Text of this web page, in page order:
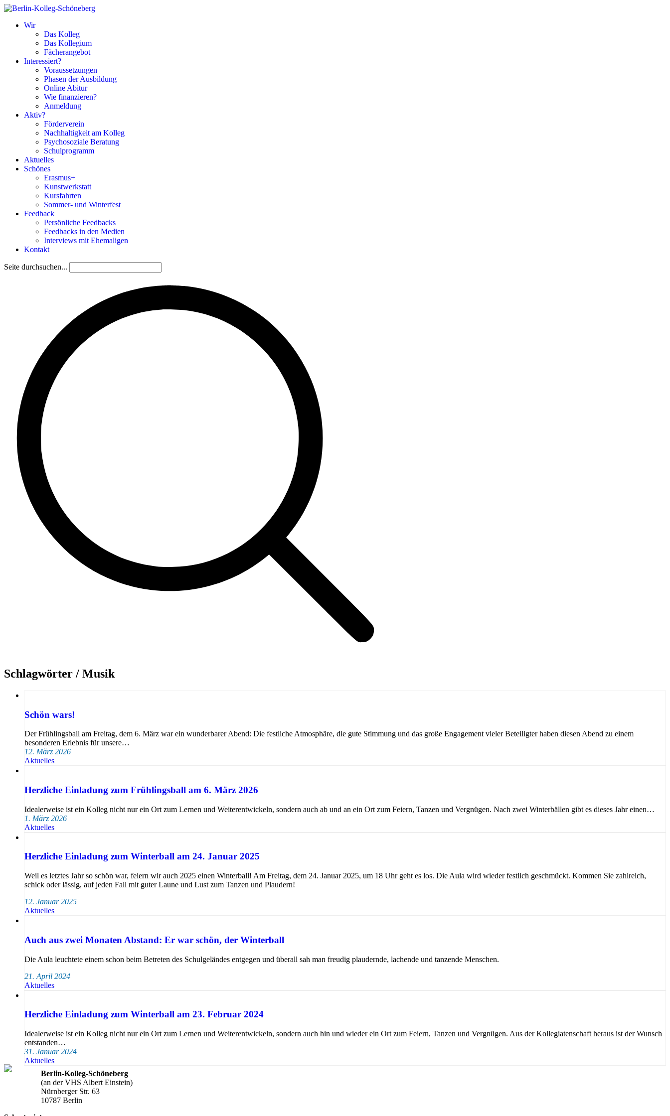
Wir
Das Kolleg
Das Kollegium
Fächerangebot
Interessiert?
Voraussetzungen
Phasen der Ausbildung
Online Abitur
Wie finanzieren?
Anmeldung
Aktiv?
Förderverein
Nachhaltigkeit am Kolleg
Psychosoziale Beratung
Schulprogramm
Aktuelles
Schönes
Erasmus+
Kunstwerkstatt
Kursfahrten
Sommer- und Winterfest
Feedback
Persönliche Feedbacks
Feedbacks in den Medien
Interviews mit Ehemaligen
Kontakt
Seite durchsuchen...
Schlagwörter / Musik
Schön wars!
Der Frühlingsball am Freitag, dem 6. März war ein wunderbarer Abend: Die festliche Atmosphäre, die gute Stimmung und das große Engagement vieler Beteiligter haben diesen Abend zu einem
besonderen Erlebnis für unsere…
12. März 2026
Aktuelles
Herzliche Einladung zum Frühlingsball am 6. März 2026
Idealerweise ist ein Kolleg nicht nur ein Ort zum Lernen und Weiterentwickeln, sondern auch ab und an ein Ort zum Feiern, Tanzen und Vergnügen. Nach zwei Winterbällen gibt es dieses Jahr einen…
1. März 2026
Aktuelles
Herzliche Einladung zum Winterball am 24. Januar 2025
Weil es letztes Jahr so schön war, feiern wir auch 2025 einen Winterball! Am Freitag, dem 24. Januar 2025, um 18 Uhr geht es los. Die Aula wird wieder festlich geschmückt. Kommen Sie zahlreich,
schick oder lässig, auf jeden Fall mit guter Laune und Lust zum Tanzen und Plaudern!
12. Januar 2025
Aktuelles
Auch aus zwei Monaten Abstand: Er war schön, der Winterball
Die Aula leuchtete einem schon beim Betreten des Schulgeländes entgegen und überall sah man freudig plaudernde, lachende und tanzende Menschen.
21. April 2024
Aktuelles
Herzliche Einladung zum Winterball am 23. Februar 2024
Idealerweise ist ein Kolleg nicht nur ein Ort zum Lernen und Weiterentwickeln, sondern auch hin und wieder ein Ort zum Feiern, Tanzen und Vergnügen. Aus der Kollegiatenschaft heraus ist der Wunsch
entstanden…
31. Januar 2024
Aktuelles
Berlin-Kolleg-Schöneberg
(an der VHS Albert Einstein)
Nürnberger Str. 63
10787 Berlin